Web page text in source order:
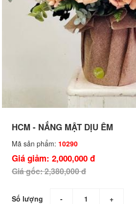
HCM - NẮNG MẬT DỊU ÊM
Mã sản phẩm: 10290
Giá giảm: 2,000,000 đ
Giá gốc: 2,380,000 đ
Số lượng - +